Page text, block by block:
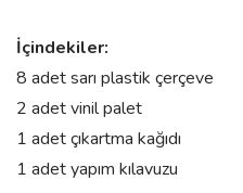
İçindekiler:
8 adet sarı plastik çerçeve
2 adet vinil palet
1 adet çıkartma kağıdı
1 adet yapım kılavuzu